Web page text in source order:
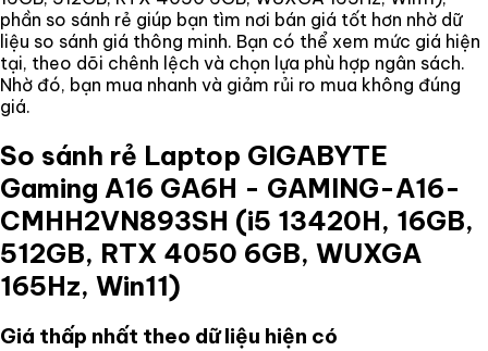
phần so sánh rẻ giúp bạn tìm nơi bán giá tốt hơn nhờ dữ
liệu so sánh giá thông minh. Bạn có thể xem mức giá hiện
tại, theo dõi chênh lệch và chọn lựa phù hợp ngân sách.
Nhờ đó, bạn mua nhanh và giảm rủi ro mua không đúng
giá.
So sánh rẻ Laptop GIGABYTE
Gaming A16 GA6H - GAMING-A16-
CMHH2VN893SH (i5 13420H, 16GB,
512GB, RTX 4050 6GB, WUXGA
165Hz, Win11)
Giá thấp nhất theo dữ liệu hiện có